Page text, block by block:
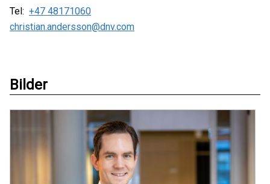
Tel: +47 48171060
christian.andersson@dnv.com
Bilder